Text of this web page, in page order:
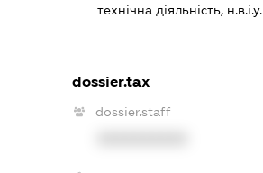
технічна діяльність, н.в.і.у.
dossier.tax
dossier.staff